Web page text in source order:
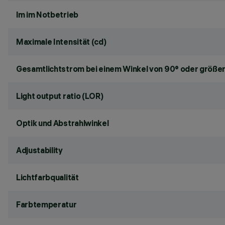
lm im Notbetrieb
Maximale Intensität (cd)
Gesamtlichtstrom bei einem Winkel von 90° oder
Light output ratio (LOR)
Optik und Abstrahlwinkel
Adjustability
Lichtfarbqualität
Farbtemperatur